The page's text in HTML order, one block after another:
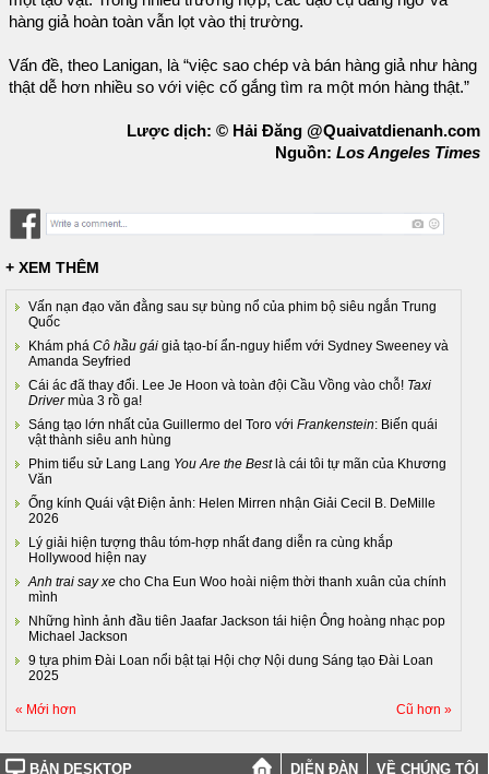
hàng giả hoàn toàn vẫn lọt vào thị trường.
Vấn đề, theo Lanigan, là “việc sao chép và bán hàng giả như hàng
thật dễ hơn nhiều so với việc cố gắng tìm ra một món hàng thật.”
Lược dịch: © Hải Đăng @Quaivatdienanh.com
Nguồn: Los Angeles Times
+ XEM THÊM
Vấn nạn đạo văn đằng sau sự bùng nổ của phim bộ siêu ngắn Trung
Quốc
Khám phá Cô hầu gái giả tạo-bí ẩn-nguy hiểm với Sydney Sweeney và
Amanda Seyfried
Cái ác đã thay đổi. Lee Je Hoon và toàn đội Cầu Vồng vào chỗ! Taxi
Drivermùa 3 rồ ga!
Sáng tạo lớn nhất của Guillermo del Toro với Frankenstein: Biến quái
vật thành siêu anh hùng
Phim tiểu sử Lang Lang You Are the Bestlà cái tôi tự mãn của Khương
Văn
Ống kính Quái vật Điện ảnh: Helen Mirren nhận Giải Cecil B. DeMille
2026
Lý giải hiện tượng thâu tóm-hợp nhất đang diễn ra cùng khắp
Hollywood hiện nay
Anh trai say xe cho Cha Eun Woo hoài niệm thời thanh xuân của chính
mình
Những hình ảnh đầu tiên Jaafar Jackson tái hiện Ông hoàng nhạc pop
Michael Jackson
9 tựa phim Đài Loan nổi bật tại Hội chợ Nội dung Sáng tạo Đài Loan
2025
« Mới hơn Cũ hơn »
BẢN DESKTOP DIỄN ĐÀN VỀ CHÚNG TÔI